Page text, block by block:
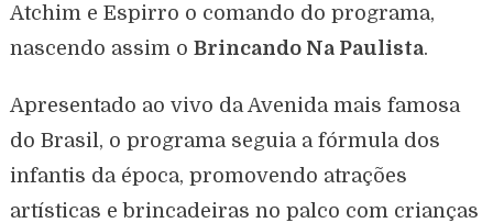
Atchim e Espirro o comando do programa,
nascendo assim o Brincando Na Paulista.
Apresentado ao vivo da Avenida mais famosa
do Brasil, o programa seguia a fórmula dos
infantis da época, promovendo atrações
artísticas e brincadeiras no palco com crianças